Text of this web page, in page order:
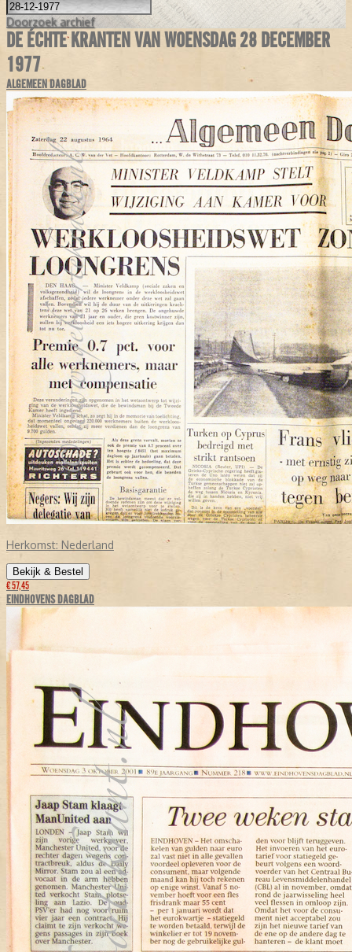
Doorzoek archief
DE ÉCHTE KRANTEN VAN WOENSDAG 28 DECEMBER
1977
ALGEMEEN DAGBLAD
Herkomst: Nederland
Bekijk & Bestel
€ 57,45
EINDHOVENS DAGBLAD